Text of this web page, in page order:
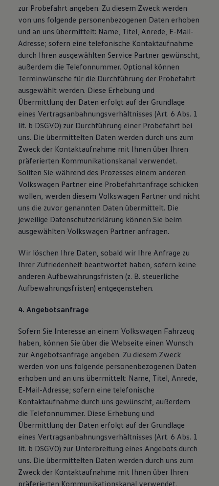
zur Probefahrt angeben. Zu diesem Zweck werden
von uns folgende personenbezogenen Daten erhoben
und an uns übermittelt: Name, Titel, Anrede, E-Mail-
Adresse; sofern eine telefonische Kontaktaufnahme
durch Ihren ausgewählten Service Partner gewünscht,
außerdem die Telefonnummer. Optional können
Terminwünsche für die Durchführung der Probefahrt
ausgewählt werden. Diese Erhebung und
Übermittlung der Daten erfolgt auf der Grundlage
eines Vertragsanbahnungsverhältnisses (Art. 6 Abs. 1
lit. b DSGVO) zur Durchführung einer Probefahrt bei
uns. Die übermittelten Daten werden durch uns zum
Zweck der Kontaktaufnahme mit Ihnen über Ihren
präferierten Kommunikationskanal verwendet.
Sollten Sie während des Prozesses einem anderen
Volkswagen Partner eine Probefahrtanfrage schicken
wollen, werden diesem Volkswagen Partner und nicht
uns die zuvor genannten Daten übermittelt. Die
jeweilige Datenschutzerklärung können Sie beim
ausgewählten Volkswagen Partner anfragen.
Wir löschen Ihre Daten, sobald wir Ihre Anfrage zu
Ihrer Zufriedenheit beantwortet haben, sofern keine
anderen Aufbewahrungsfristen (z. B. steuerliche
Aufbewahrungsfristen) entgegenstehen.
4. Angebotsanfrage
Sofern Sie Interesse an einem Volkswagen Fahrzeug
haben, können Sie über die Webseite einen Wunsch
zur Angebotsanfrage angeben. Zu diesem Zweck
werden von uns folgende personenbezogenen Daten
erhoben und an uns übermittelt: Name, Titel, Anrede,
E-Mail-Adresse; sofern eine telefonische
Kontaktaufnahme durch uns gewünscht, außerdem
die Telefonnummer. Diese Erhebung und
Übermittlung der Daten erfolgt auf der Grundlage
eines Vertragsanbahnungsverhältnisses (Art. 6 Abs. 1
lit. b DSGVO) zur Unterbreitung eines Angebots durch
uns. Die übermittelten Daten werden durch uns zum
Zweck der Kontaktaufnahme mit Ihnen über Ihren
präferierten Kommunikationskanal verwendet.